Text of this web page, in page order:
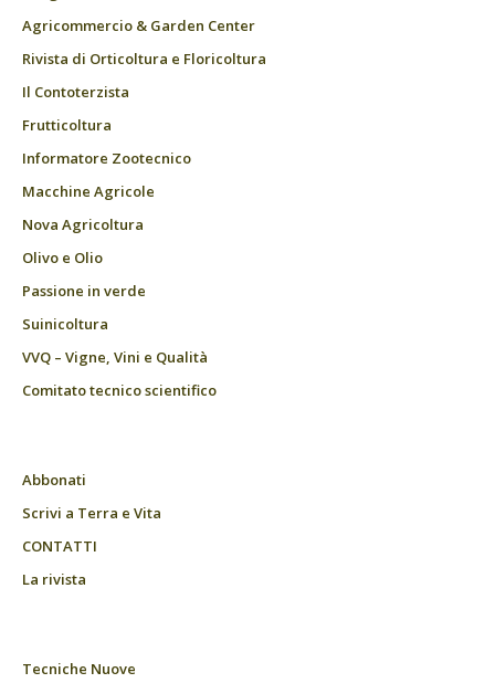
Agricommercio & Garden Center
Rivista di Orticoltura e Floricoltura
Il Contoterzista
Frutticoltura
Informatore Zootecnico
Macchine Agricole
Nova Agricoltura
Olivo e Olio
Passione in verde
Suinicoltura
VVQ – Vigne, Vini e Qualità
Comitato tecnico scientifico
Abbonati
Scrivi a Terra e Vita
CONTATTI
La rivista
Tecniche Nuove